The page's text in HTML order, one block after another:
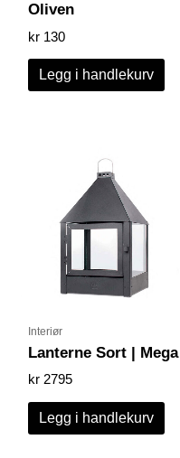
Oliven
kr 130
Legg i handlekurv
Interiør
Lanterne Sort | Mega
kr 2795
Legg i handlekurv